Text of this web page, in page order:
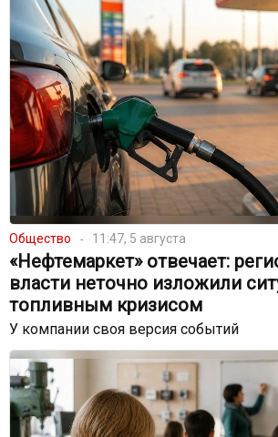
Общество 11:47, 5 августа
«Нефтемаркет» отвечает:
власти неточно изложили
топливным кризисом
У компании своя версия событий